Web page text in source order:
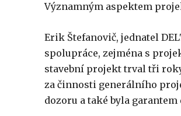
Významným aspektem
Erik Štefanovič, jednatel
spolupráce, zejména s
stavební projekt trval tři
za činnosti generálního
dozoru a také byla